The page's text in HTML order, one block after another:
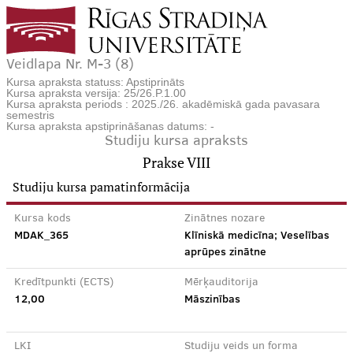
Veidlapa Nr. M-3 (8)
Kursa apraksta statuss: Apstiprināts
Kursa apraksta versija: 25/26.P.1.00
Kursa apraksta periods : 2025./26. akadēmiskā gada pavasara
semestris
Kursa apraksta apstiprināšanas datums: -
Studiju kursa apraksts
Prakse VIII
Studiju kursa pamatinformācija
Kursa kods
MDAK_365
Zinātnes nozare
Klīniskā medicīna; Veselības
aprūpes zinātne
Kredītpunkti (ECTS)
12,00
Mērķauditorija
Māszinības
LKI Studiju veids un forma